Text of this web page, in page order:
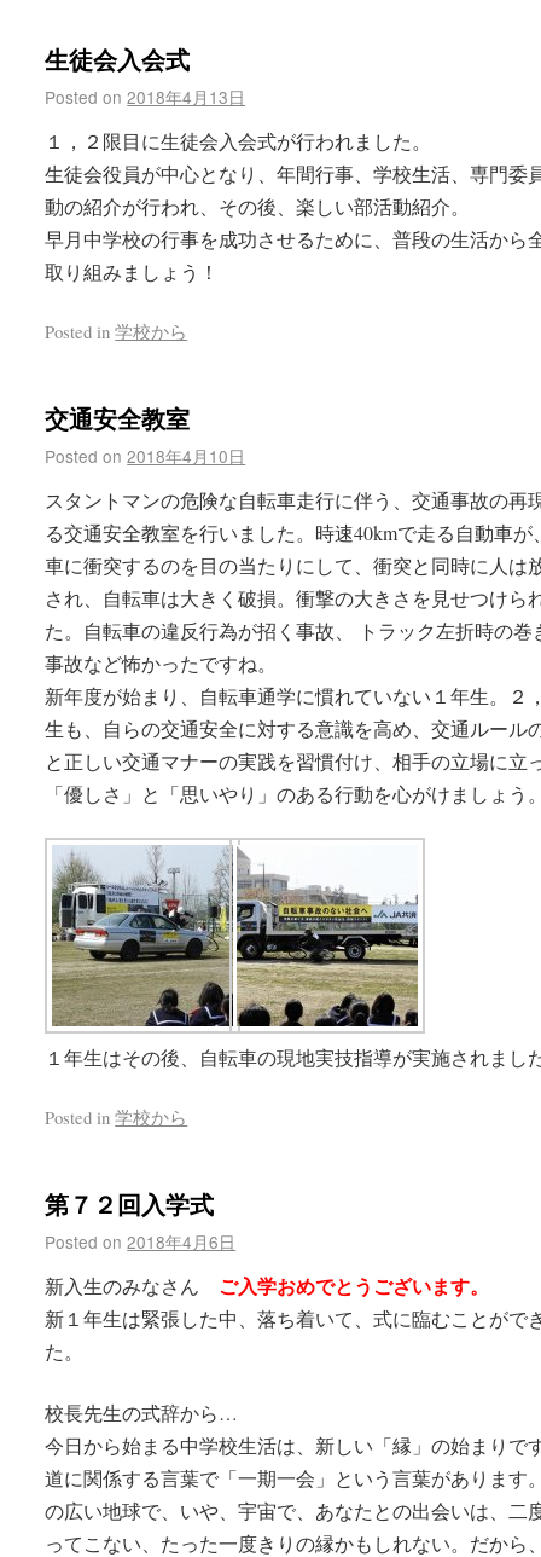
生徒会入会式
Posted on 2018年4月13日
１，２限目に生徒会入会式が行われました。
生徒会役員が中心となり、年間行事、学校生活、専門委
動の紹介が行われ、その後、楽しい部活動紹介。
早月中学校の行事を成功させるために、普段の生活から
取り組みましょう！
Posted in 学校から
交通安全教室
Posted on 2018年4月10日
スタントマンの危険な自転車走行に伴う、交通事故の再
る交通安全教室を行いました。時速40kmで走る自動車が
車に衝突するのを目の当たりにして、衝突と同時に人は
され、自転車は大きく破損。衝撃の大きさを見せつけら
た。自転車の違反行為が招く事故、 トラック左折時の巻
事故など怖かったですね。
新年度が始まり、自転車通学に慣れていない１年生。２
生も、自らの交通安全に対する意識を高め、交通ルール
と正しい交通マナーの実践を習慣付け、相手の立場に立
「優しさ」と「思いやり」のある行動を心がけましょう
１年生はその後、自転車の現地実技指導が実施されまし
Posted in 学校から
第７２回入学式
Posted on 2018年4月6日
新入生のみなさん ご入学おめでとうございます。
新１年生は緊張した中、落ち着いて、式に臨むことがで
た。
校長先生の式辞から…
今日から始まる中学校生活は、新しい「縁」の始まりで
道に関係する言葉で「一期一会」という言葉があります
の広い地球で、いや、宇宙で、あなたとの出会いは、二
ってこない、たった一度きりの縁かもしれない。だから